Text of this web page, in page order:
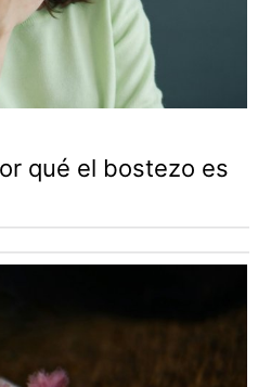
qué el bostezo es